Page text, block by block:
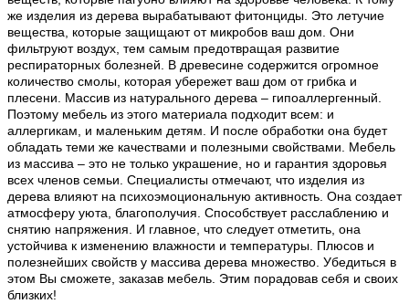
же изделия из дерева вырабатывают фитонциды. Это летучие
вещества, которые защищают от микробов ваш дом. Они
фильтруют воздух, тем самым предотвращая развитие
респираторных болезней. В древесине содержится огромное
количество смолы, которая убережет ваш дом от грибка и
плесени. Массив из натурального дерева – гипоаллергенный.
Поэтому мебель из этого материала подходит всем: и
аллергикам, и маленьким детям. И после обработки она будет
обладать теми же качествами и полезными свойствами. Мебель
из массива – это не только украшение, но и гарантия здоровья
всех членов семьи. Специалисты отмечают, что изделия из
дерева влияют на психоэмоциональную активность. Она создает
атмосферу уюта, благополучия. Способствует расслаблению и
снятию напряжения. И главное, что следует отметить, она
устойчива к изменению влажности и температуры. Плюсов и
полезнейших свойств у массива дерева множество. Убедиться в
этом Вы сможете, заказав мебель. Этим порадовав себя и своих
близких!